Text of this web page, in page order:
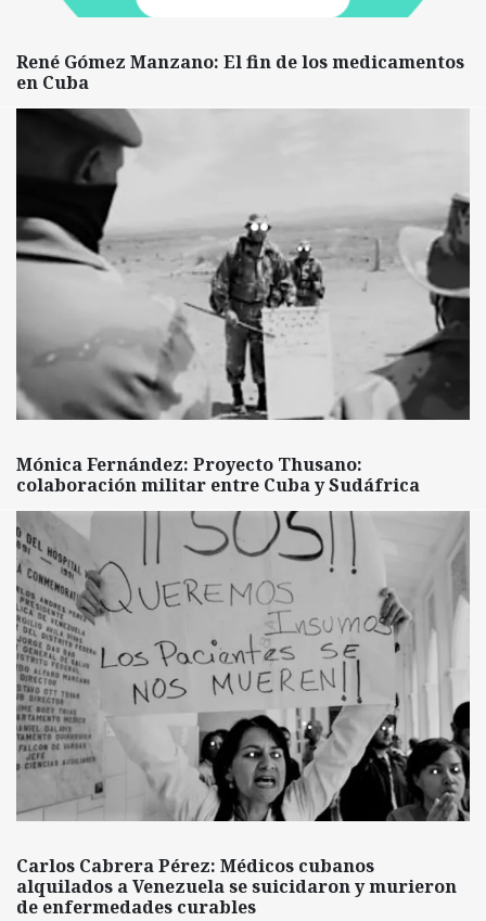
René Gómez Manzano: El fin de los medicamentos
en Cuba
Mónica Fernández: Proyecto Thusano:
colaboración militar entre Cuba y Sudáfrica
Carlos Cabrera Pérez: Médicos cubanos
alquilados a Venezuela se suicidaron y murieron
de enfermedades curables